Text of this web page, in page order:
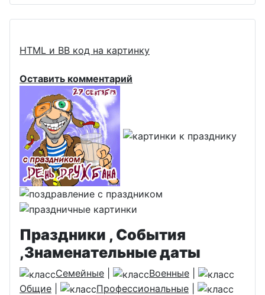
HTML и BB код на картинку
Оставить комментарий
Праздники , События
,Знаменательные даты
Семейные Военные
Общие
Профессиональные